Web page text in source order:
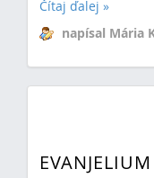
Čítaj ďalej »
napísal Mária